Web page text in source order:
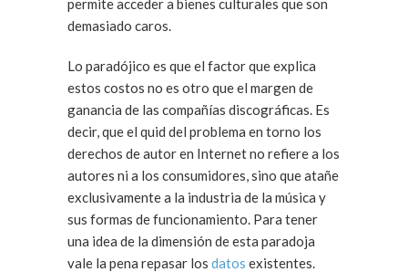
permite acceder a bienes culturales que son
demasiado caros.
Lo paradójico es que el factor que explica
estos costos no es otro que el margen de
ganancia de las compañías discográficas. Es
decir, que el quid del problema en torno los
derechos de autor en Internet no refiere a los
autores ni a los consumidores, sino que atañe
exclusivamente a la industria de la música y
sus formas de funcionamiento. Para tener
una idea de la dimensión de esta paradoja
vale la pena repasar los datos existentes.